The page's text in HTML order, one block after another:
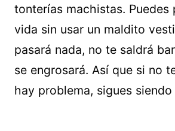
tonterías machistas. Puedes
vida sin usar un maldito
pasará nada, no te saldrá
se engrosará. Así que si no
hay problema, sigues siendo